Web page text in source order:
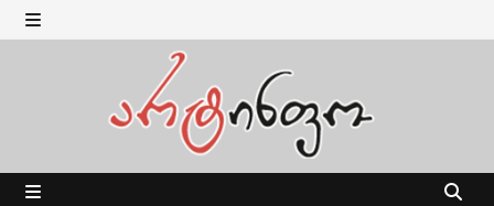
Skip
to MENU